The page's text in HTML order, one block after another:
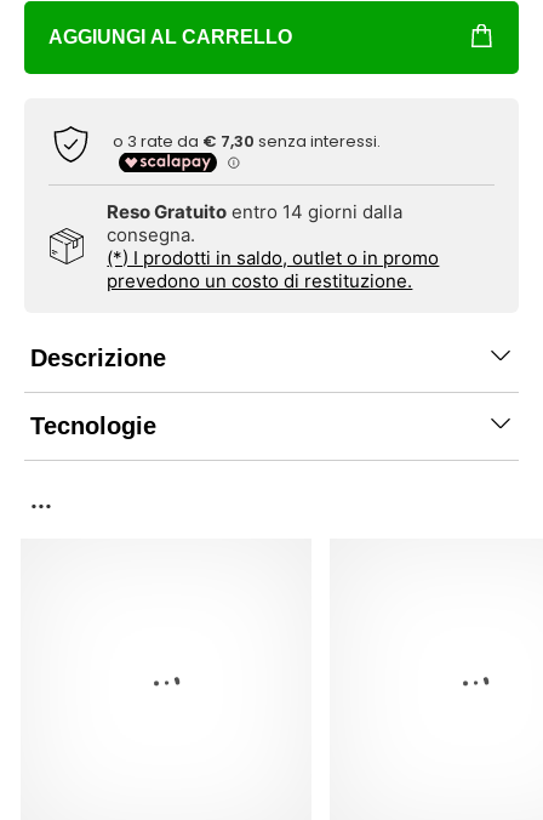
AGGIUNGI AL CARRELLO
Reso Gratuito entro 14 giorni dalla
consegna.
(*) I prodotti in saldo, outlet o in promo
prevedono un costo di restituzione.
Descrizione
Tecnologie
...